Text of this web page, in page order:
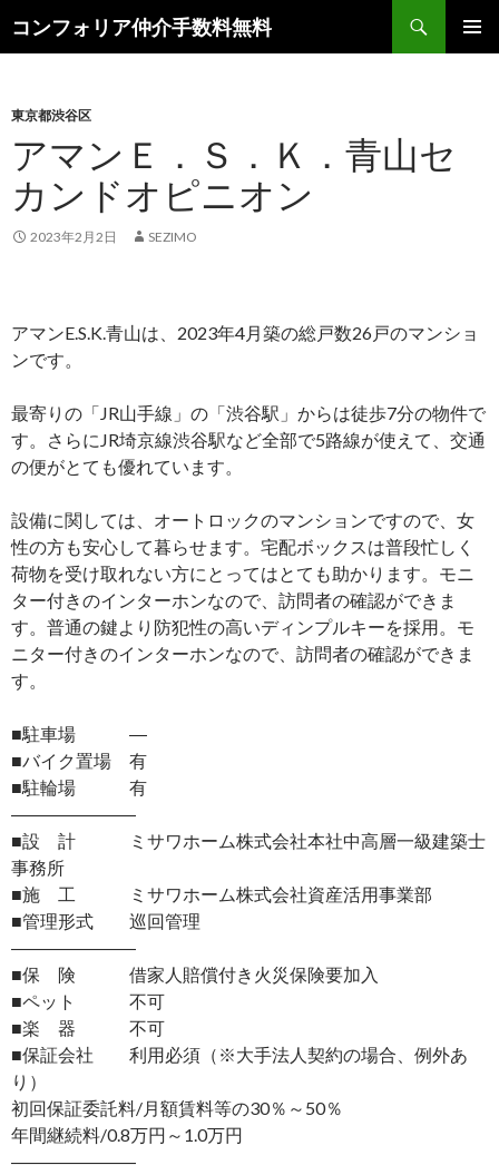
コンフォリア仲介手数料無料
索
ン
ツ
へ
ス
キ
ッ
東京都渋谷区
アマンＥ．Ｓ．Ｋ．青山セ
カンドオピニオン
2023年2月2日 SEZIMO
アマンE.S.K.青山は、2023年4月築の総戸数26戸のマンショ
ンです。
最寄りの「JR山手線」の「渋谷駅」からは徒歩7分の物件で
す。さらにJR埼京線渋谷駅など全部で5路線が使えて、交通
の便がとても優れています。
設備に関しては、オートロックのマンションですので、女
性の方も安心して暮らせます。宅配ボックスは普段忙しく
荷物を受け取れない方にとってはとても助かります。モニ
ター付きのインターホンなので、訪問者の確認ができま
す。普通の鍵より防犯性の高いディンプルキーを採用。モ
ニター付きのインターホンなので、訪問者の確認ができま
す。
■駐車場 ―
■バイク置場 有
■駐輪場 有
―――――――
■設 計 ミサワホーム株式会社本社中高層一級建築士
事務所
■施 工 ミサワホーム株式会社資産活用事業部
■管理形式 巡回管理
―――――――
■保 険 借家人賠償付き火災保険要加入
■ペット 不可
■楽 器 不可
■保証会社 利用必須（※大手法人契約の場合、例外あ
り）
初回保証委託料/月額賃料等の30％～50％
年間継続料/0.8万円～1.0万円